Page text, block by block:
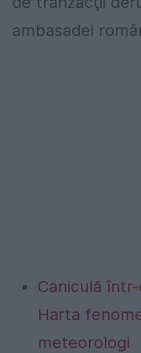
ambasadei
Caniculă
Harta
meteorologi